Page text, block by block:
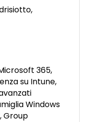
365,
su Intune,
Windows
Group